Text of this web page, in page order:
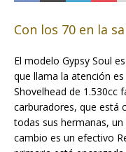
Con los 70 en la
El modelo Gypsy Soul
que llama la atención
Shovelhead de 1.530cc
carburadores, que está
todas sus hermanas,
cambio es un efectivo